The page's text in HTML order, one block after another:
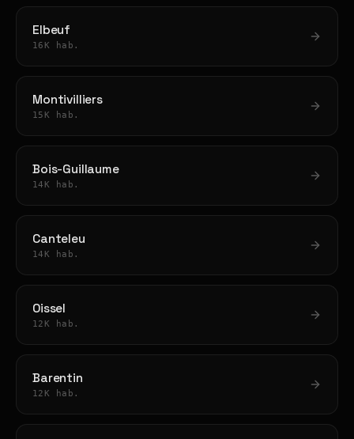
Elbeuf
16K hab.
Montivilliers
15K hab.
Bois-Guillaume
14K hab.
Canteleu
14K hab.
Oissel
12K hab.
Barentin
12K hab.